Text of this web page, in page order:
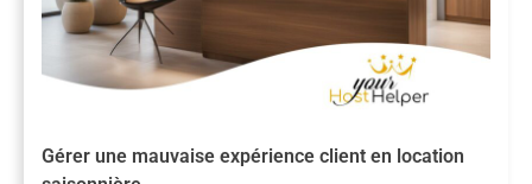
Gérer une mauvaise expérience client en location